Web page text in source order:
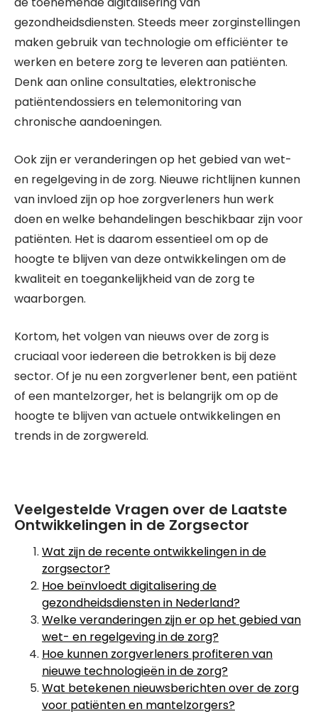
gezondheidsdiensten. Steeds meer zorginstellingen
maken gebruik van technologie om efficiënter te
werken en betere zorg te leveren aan patiënten.
Denk aan online consultaties, elektronische
patiëntendossiers en telemonitoring van
chronische aandoeningen.
Ook zijn er veranderingen op het gebied van wet-
en regelgeving in de zorg. Nieuwe richtlijnen kunnen
van invloed zijn op hoe zorgverleners hun werk
doen en welke behandelingen beschikbaar zijn voor
patiënten. Het is daarom essentieel om op de
hoogte te blijven van deze ontwikkelingen om de
kwaliteit en toegankelijkheid van de zorg te
waarborgen.
Kortom, het volgen van nieuws over de zorg is
cruciaal voor iedereen die betrokken is bij deze
sector. Of je nu een zorgverlener bent, een patiënt
of een mantelzorger, het is belangrijk om op de
hoogte te blijven van actuele ontwikkelingen en
trends in de zorgwereld.
Veelgestelde Vragen over de Laatste
Ontwikkelingen in de Zorgsector
Wat zijn de recente ontwikkelingen in de
zorgsector?
Hoe beïnvloedt digitalisering de
gezondheidsdiensten in Nederland?
Welke veranderingen zijn er op het gebied van
wet- en regelgeving in de zorg?
Hoe kunnen zorgverleners profiteren van
nieuwe technologieën in de zorg?
Wat betekenen nieuwsberichten over de zorg
voor patiënten en mantelzorgers?